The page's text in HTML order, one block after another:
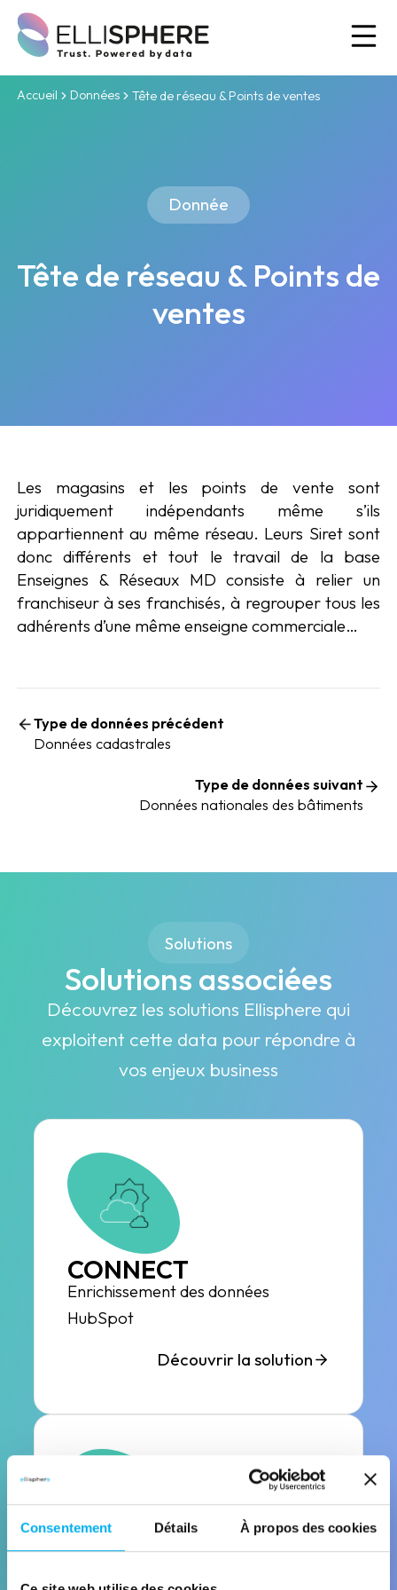
Consentement Détails À propos des cookies
Accueil Données Tête de réseau & Points de ventes
Donnée
Tête de réseau & Points de
ventes
Les magasins et les points de vente sont
juridiquement indépendants même s’ils
appartiennent au même réseau. Leurs Siret sont
donc différents et tout le travail de la base
Enseignes & Réseaux MD consiste à relier un
franchiseur à ses franchisés, à regrouper tous les
adhérents d’une même enseigne commerciale…
Type de données précédent
Données cadastrales
Type de données suivant
Données nationales des bâtiments
Solutions
Solutions associées
Découvrez les solutions Ellisphere qui
exploitent cette data pour répondre à
vos enjeux business
CONNECT
Enrichissement des données
HubSpot
Découvrir la solution